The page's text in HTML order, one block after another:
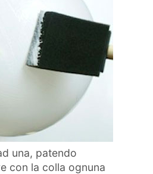
una, patendo
con la colla ognuna